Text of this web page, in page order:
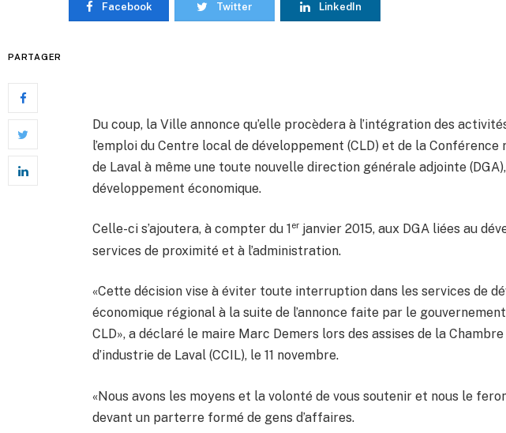
Facebook Twitter LinkedIn
PARTAGER
Du coup, la Ville annonce qu’elle procèdera à l’intégration des
l’emploi du Centre local de développement (CLD) et de la Conférence
de Laval à même une toute nouvelle direction générale adjointe
développement économique.
Celle-ci s’ajoutera, à compter du 1 er janvier 2015, aux DGA liées au
services de proximité et à l’administration.
«Cette décision vise à éviter toute interruption dans les services de
économique régional à la suite de l’annonce faite par le
CLD», a déclaré le maire Marc Demers lors des assises de la
d’industrie de Laval (CCIL), le 11 novembre.
«Nous avons les moyens et la volonté de vous soutenir et nous le
devant un parterre formé de gens d’affaires.